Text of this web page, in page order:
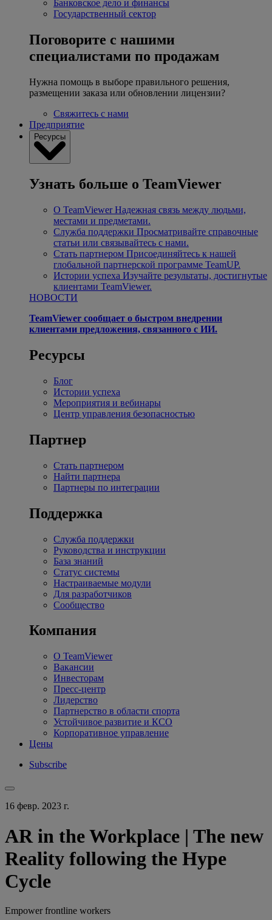
Банковское дело и финансы
Государственный сектор
Поговорите с нашими
специалистами по продажам
Нужна помощь в выборе правильного решения,
размещении заказа или обновлении лицензии?
Свяжитесь с нами
Предприятие
Ресурсы
Узнать больше о TeamViewer
О TeamViewer Надежная связь между людьми,
местами и предметами.
Служба поддержки Просматривайте справочные
статьи или связывайтесь с нами.
Стать партнером Присоединяйтесь к нашей
глобальной партнерской программе TeamUP.
Истории успеха Изучайте результаты, достигнутые
клиентами TeamViewer.
НОВОСТИ
TeamViewer сообщает о быстром внедрении
клиентами предложения, связанного с ИИ.
Ресурсы
Блог
Истории успеха
Мероприятия и вебинары
Центр управления безопасностью
Партнер
Стать партнером
Найти партнера
Партнеры по интеграции
Поддержка
Служба поддержки
Руководства и инструкции
База знаний
Статус системы
Настраиваемые модули
Для разработчиков
Сообщество
Компания
О TeamViewer
Вакансии
Инвесторам
Пресс-центр
Лидерство
Партнерство в области спорта
Устойчивое развитие и КСО
Корпоративное управление
Цены
Subscribe
16 февр. 2023 г.
AR in the Workplace | The new
Reality following the Hype
Cycle
Empower frontline workers